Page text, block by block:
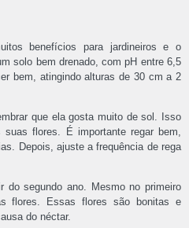
benefícios para jardineiros e o
solo bem drenado, com pH entre 6,5
bem, atingindo alturas de 30 cm a 2
que ela gosta muito de sol. Isso
flores. É importante regar bem,
Depois, ajuste a frequência de rega
do segundo ano. Mesmo no primeiro
flores. Essas flores são bonitas e
do néctar.